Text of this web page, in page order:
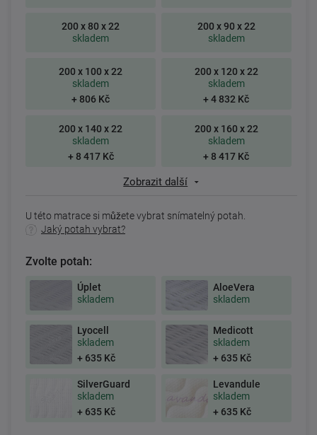
200 x 80 x 22
skladem
200 x 90 x 22
skladem
200 x 100 x 22
skladem
+ 806 Kč
200 x 120 x 22
skladem
+ 4 832 Kč
200 x 140 x 22
skladem
+ 8 417 Kč
200 x 160 x 22
skladem
+ 8 417 Kč
Zobrazit další
U této matrace si můžete vybrat snímatelný potah.
Jaký potah vybrat?
Zvolte potah:
Úplet
skladem
AloeVera
skladem
Lyocell
skladem
+ 635 Kč
Medicott
skladem
+ 635 Kč
SilverGuard
skladem
+ 635 Kč
Levandule
skladem
+ 635 Kč